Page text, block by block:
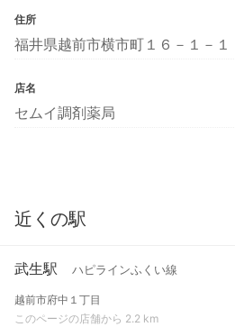
住所
福井県越前市横市町１６－１－１
店名
セムイ調剤薬局
近くの駅
武生駅 ハピラインふくい線
越前市府中１丁目
このページの店舗から 2.2 km